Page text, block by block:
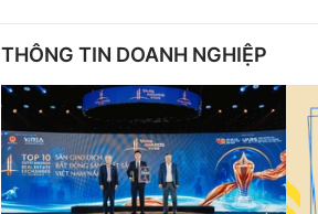
THÔNG TIN DOANH NGHIỆP